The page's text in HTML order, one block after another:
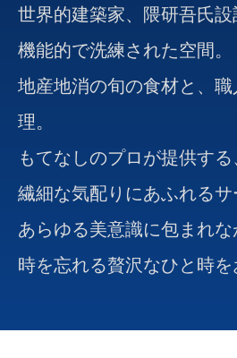
世界的建築家、隈研吾氏設
機能的で洗練された空間。
地産地消の旬の食材と、
理。
もてなしのプロが提供する
繊細な気配りにあふれるサ
あらゆる美意識に包まれな
時を忘れる贅沢なひと時